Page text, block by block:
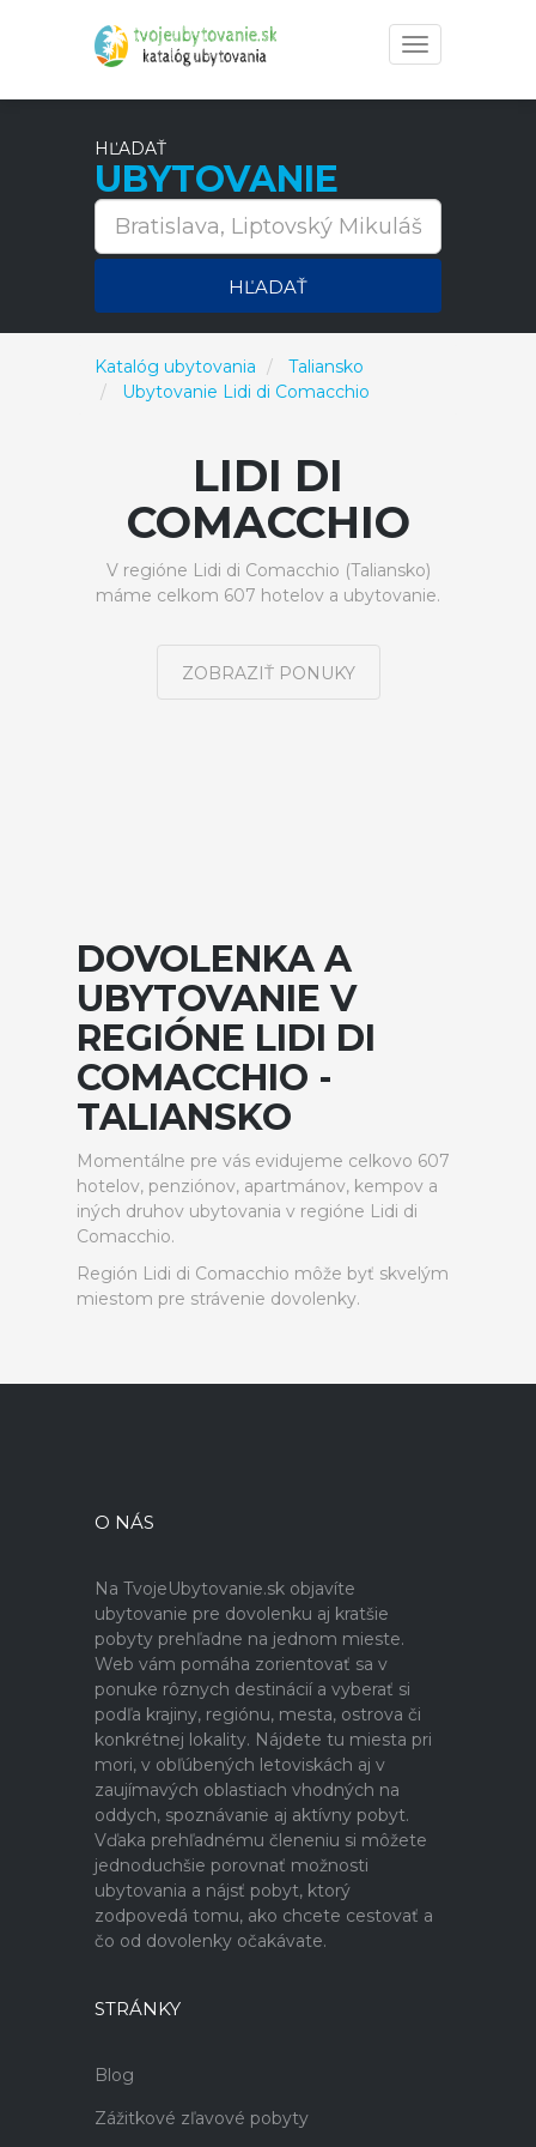
Toggle
navigation
HĽADAŤ
UBYTOVANIE
HĽADAŤ
Katalóg ubytovania
Taliansko
Ubytovanie Lidi di Comacchio
LIDI DI
COMACCHIO
V regióne Lidi di Comacchio (Taliansko)
máme celkom 607 hotelov a ubytovanie.
ZOBRAZIŤ PONUKY
DOVOLENKA A
UBYTOVANIE V
REGIÓNE LIDI DI
COMACCHIO -
TALIANSKO
Momentálne pre vás evidujeme celkovo 607
hotelov, penziónov, apartmánov, kempov a
iných druhov ubytovania v regióne Lidi di
Comacchio.
Región Lidi di Comacchio môže byť skvelým
miestom pre strávenie dovolenky.
O NÁS
Na TvojeUbytovanie.sk objavíte
ubytovanie pre dovolenku aj kratšie
pobyty prehľadne na jednom mieste.
Web vám pomáha zorientovať sa v
ponuke rôznych destinácií a vyberať si
podľa krajiny, regiónu, mesta, ostrova či
konkrétnej lokality. Nájdete tu miesta pri
mori, v obľúbených letoviskách aj v
zaujímavých oblastiach vhodných na
oddych, spoznávanie aj aktívny pobyt.
Vďaka prehľadnému členeniu si môžete
jednoduchšie porovnať možnosti
ubytovania a nájsť pobyt, ktorý
zodpovedá tomu, ako chcete cestovať a
čo od dovolenky očakávate.
STRÁNKY
Blog
Zážitkové zľavové pobyty